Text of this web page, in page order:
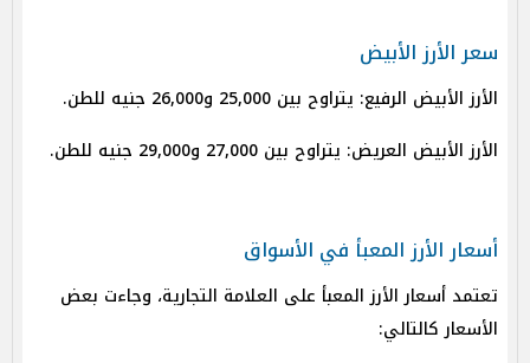
سعر الأرز الأبيض
الأرز الأبيض الرفيع: يتراوح بين 25,000 و26,000 جنيه للطن.
الأرز الأبيض العريض: يتراوح بين 27,000 و29,000 جنيه للطن.
أسعار الأرز المعبأ في الأسواق
تعتمد أسعار الأرز المعبأ على العلامة التجارية، وجاءت بعض
الأسعار كالتالي: